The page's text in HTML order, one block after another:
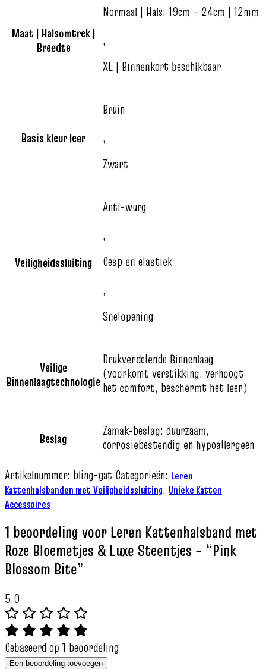
Maat | Halsomtrek |
Breedte
Normaal | Hals: 19cm – 24cm | 12mm
,
XL | Binnenkort beschikbaar
Basis kleur leer
Bruin
,
Zwart
Veiligheidssluiting
Anti-wurg
,
Gesp en elastiek
,
Snelopening
Veilige
Binnenlaagtechnologie
Drukverdelende Binnenlaag
(voorkomt verstikking, verhoogt
het comfort, beschermt het leer)
Beslag
Zamak‑beslag: duurzaam,
corrosiebestendig en hypoallergeen
Artikelnummer: bling-gat Categorieën: Leren
Kattenhalsbanden met Veiligheidssluiting, Unieke Katten
Accessoires
1 beoordeling voorLeren Kattenhalsband met
Roze Bloemetjes & Luxe Steentjes – “Pink
Blossom Bite”
5,0
Gebaseerd op 1 beoordeling
Een beoordeling toevoegen